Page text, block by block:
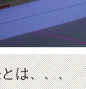
は、、、